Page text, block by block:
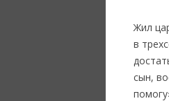
Жил
в
сын,